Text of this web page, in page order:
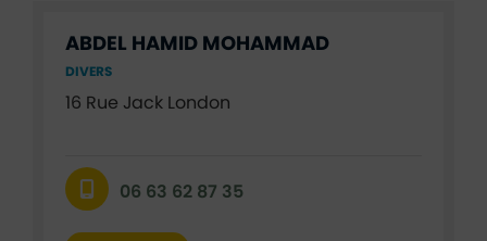
ABDEL HAMID MOHAMMAD
DIVERS
16 Rue Jack London
06 63 62 87 35